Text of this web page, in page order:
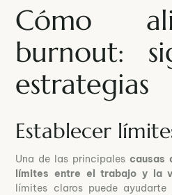
Cómo
burnout:
estrategias
Establecer
Una de las principales causas
límites entre el trabajo y la
límites claros puede